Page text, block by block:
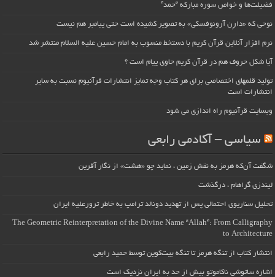
فضیلت‌ها و خواص سوره مبارکه “حمد”
نوحی که «دارِن آرونوفسکی» به تصویر کشیده است حتی پیامبر هم نیست
نرم افزار آنلاین قرآن کریم با دستخط منسوب به امام حسین علیه السلام منتشر شد
آیا شکل حروف هم در قرآن کریم حاوی پیام است ؟
تولید قلمهای اختصاصی برای هر کتاب وجه تمایز انتشارات قرآنیوم نسبت به سایر
انتشارات است
وبسایت قرآنیوم راه اندازی می شود
سیاسی – آکادمی رابعی
شگفت آن‌که هرمز به نقش زمین ، نماید چو «هشت» از نگار آفرین
لیندزی گراهام ، درگذشت
تحلیل سناریوی احتمالی پس از تهدید دونالد ترامپ به خاطر ترورعلیه ایران
The Geometric Reinterpretation of the Divine Name “Allah”: From Calligraphy
to Architecture
انتشار کتاب از تنگه هرمز تا تنگه بیت‌کوین توسط حمید رابعی
اشاره ساتوشی ناکاموتو بیش از حد به ایران نزدیک است